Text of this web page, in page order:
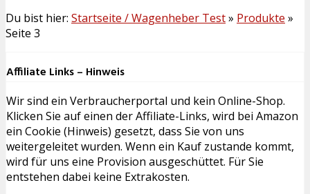
Du bist hier: Startseite / Wagenheber Test» Produkte »
Seite 3
Affiliate Links – Hinweis
Wir sind ein Verbraucherportal und kein Online-Shop.
Klicken Sie auf einen der Affiliate-Links, wird bei Amazon
ein Cookie (Hinweis) gesetzt, dass Sie von uns
weitergeleitet wurden. Wenn ein Kauf zustande kommt,
wird für uns eine Provision ausgeschüttet. Für Sie
entstehen dabei keine Extrakosten.